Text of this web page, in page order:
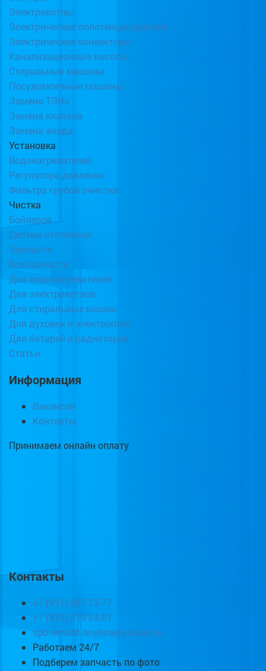
Электрокотлы
Электрические полотенцесушители
Электрические конвекторы
Канализационные насосы
Стиральные машины
Посудомоечные машины
Замена ТЭНа
Замена клапана
Замена анода
Установка
Водонагревателей
Регулятора давления
Фильтра грубой очистки
Чистка
Бойлеров
Систем отопления
Запчасти
Все запчасти
Для водонагревателей
Для электрокотлов
Для стиральных машин
Для духовок и электроплит
Для батарей и радиаторов
Статьи
Информация
Вакансии
Контакты
Принимаем онлайн оплату
Контакты
+7 (921) 807-73-77
+7 (812) 219-84-81
spb.remont-boylera@yandex.ru
Работаем 24/7
Подберем запчасть по фото